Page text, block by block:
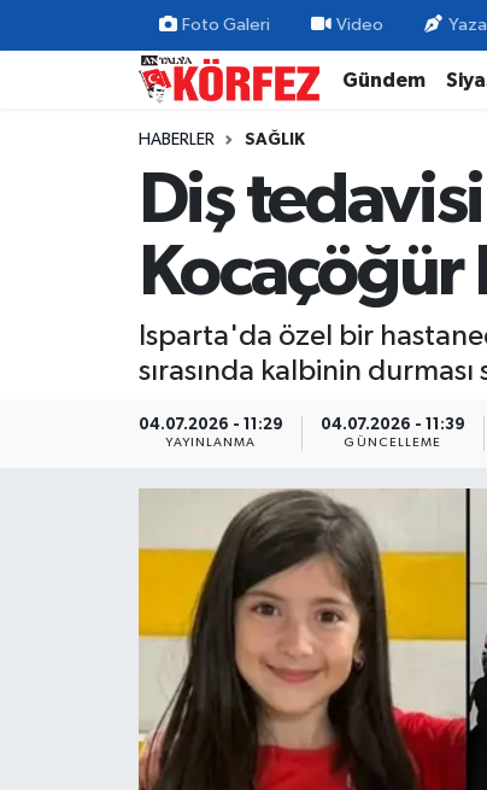
Foto Galeri Video
Gündem
HABERLER SAĞLIK
Diş
Kocaçöğür
Isparta'da özel bir
sırasında kalbinin
04.07.2026 - 11:29
YAYINLANMA
04.07.2026 - 11:39
GÜNCELLEME
Gündem
Yerel Yönetim
Nöbetçi Eczaneler
Trafik Durumu
Süper Lig Puan Durumu ve Fikstür
Tüm Manşetler